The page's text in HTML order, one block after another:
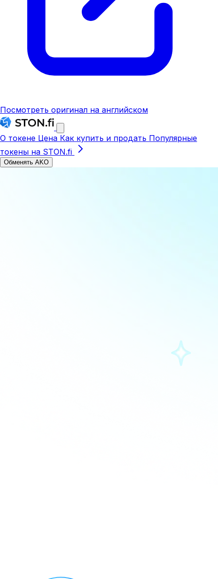
Посмотреть оригинал на английском
О токене Цена Как купить и продать Популярные
токены на STON.fi
Обменять AKO